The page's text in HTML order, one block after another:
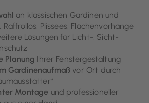
an klassischen Gardinen und
Raffrollos, Plissees, Flächenvorhänge
Lösungen für Licht-, Sicht-
Planung Ihrer Fenstergestaltung
Gardinenaufmaß vor Ort durch
Montage und professioneller